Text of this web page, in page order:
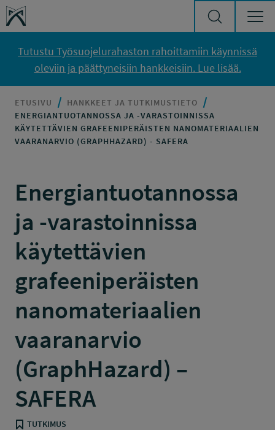
Siirry sisältöön
Työsuojelurahasto
Tutustu Työsuojelurahaston rahoittamiin käynnissä
oleviin ja päättyneisiin hankkeisiin. Lue lisää.
ETUSIVU
HANKKEET JA TUTKIMUSTIETO
ENERGIANTUOTANNOSSA JA -VARASTOINNISSA
KÄYTETTÄVIEN GRAFEENIPERÄISTEN NANOMATERIAALIEN
VAARANARVIO (GRAPHHAZARD) - SAFERA
Energiantuotannossa
ja -varastoinnissa
käytettävien
grafeeniperäisten
nanomateriaalien
vaaranarvio
(GraphHazard) –
SAFERA
TUTKIMUS